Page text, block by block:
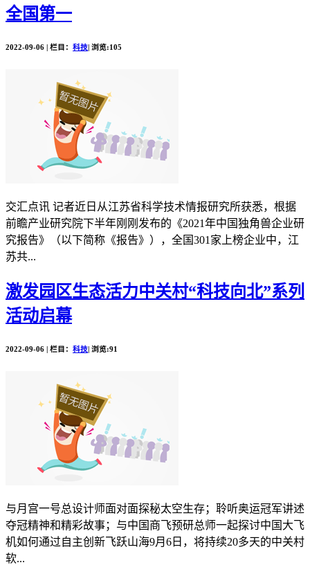
全国第一
2022-09-06 | 栏目： 科技| 浏览:105
交汇点讯 记者近日从江苏省科学技术情报研究所获悉，根据
前瞻产业研究院下半年刚刚发布的《2021年中国独角兽企业研
究报告》（以下简称《报告》），全国301家上榜企业中，江
苏共...
激发园区生态活力中关村“科技向北”系列
活动启幕
2022-09-06 | 栏目： 科技| 浏览:91
与月宫一号总设计师面对面探秘太空生存；聆听奥运冠军讲述
夺冠精神和精彩故事；与中国商飞预研总师一起探讨中国大飞
机如何通过自主创新飞跃山海9月6日，将持续20多天的中关村
软...